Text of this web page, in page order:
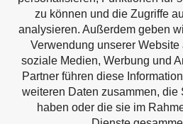
Holiday Inn
Veranstaltung
Discjockey
Event
Geburtstag
Weihnachtsfeier
zu können und die Zugriffe
analysieren. Außerdem geben
Verwendung unserer Website
soziale Medien, Werbung und
Partner führen diese
weiteren Daten zusammen, die
haben oder die sie im